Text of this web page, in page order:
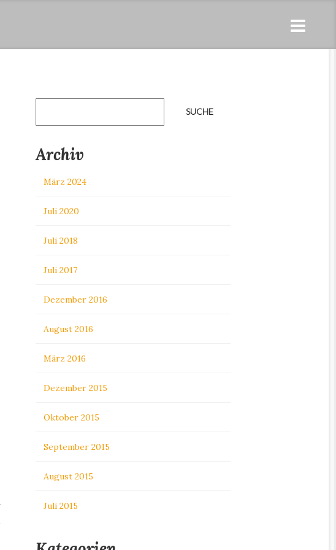
Archiv
März 2024
Juli 2020
Juli 2018
Juli 2017
Dezember 2016
August 2016
März 2016
Dezember 2015
Oktober 2015
September 2015
August 2015
Juli 2015